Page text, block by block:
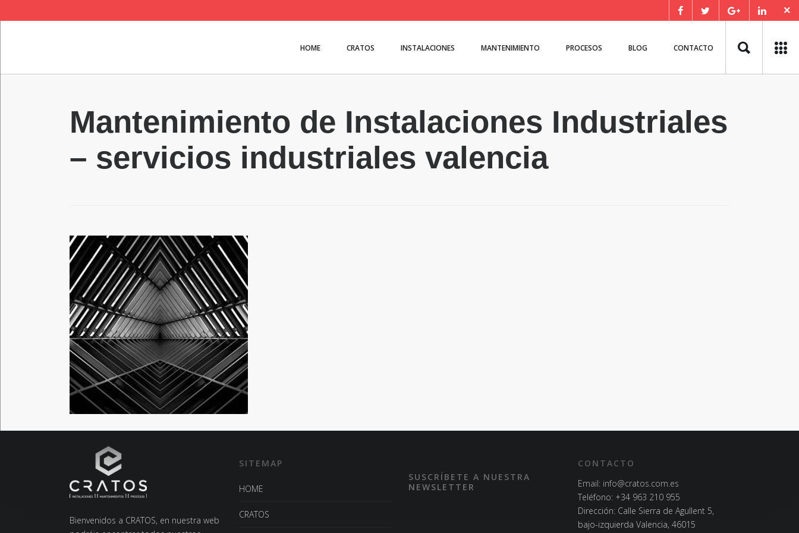
HOME CRATOS INSTALACIONES MANTENIMIENTO PROCESOS BLOG CONTACTO
Mantenimiento de Instalaciones Industriales
– servicios industriales valencia
Bienvenidos a CRATOS, en nuestra web
SITEMAP
HOME
CRATOS
SUSCRÍBETE A NUESTRA
NEWSLETTER
CONTACTO
Email: info@cratos.com.es
Teléfono: +34 963 210 955
Dirección: Calle Sierra de Agullent 5,
bajo-izquierda Valencia, 46015